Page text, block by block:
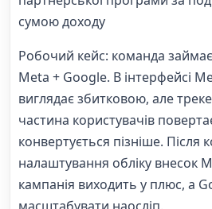
сумою доходу
Робочий кейс: команда
Meta + Google. В інтерфейсі
виглядає збитковою, але
частина користувачів
конвертується пізніше. Після
налаштування обліку внесок
кампанія виходить у плюс, а